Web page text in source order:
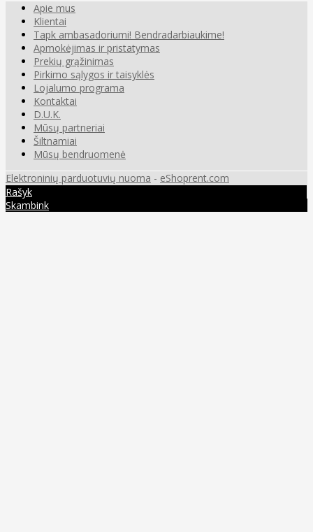
Apie mus
Klientai
Tapk ambasadoriumi! Bendradarbiaukime!
Apmokėjimas ir pristatymas
Prekių grąžinimas
Pirkimo sąlygos ir taisyklės
Lojalumo programa
Kontaktai
D.U.K.
Mūsų partneriai
Šiltnamiai
Mūsų bendruomenė
Elektroninių parduotuvių nuoma - eShoprent.com
Rašyk
Skambink